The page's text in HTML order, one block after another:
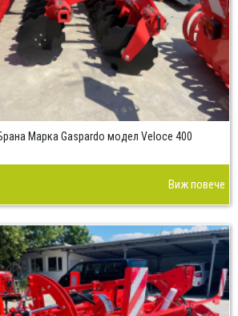
Марка Gaspardo модел Veloce 400
Виж повече